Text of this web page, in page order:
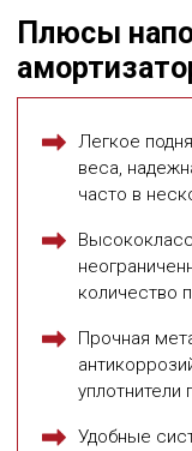
Плюсы
Легкое
веса,
часто в
количество
Прочная
уплотнители
Удобные